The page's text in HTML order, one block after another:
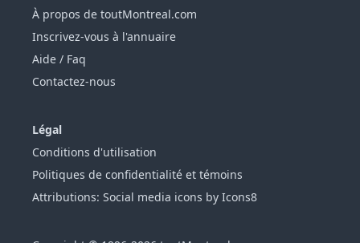
À propos de toutMontreal.com
Inscrivez-vous à l'annuaire
Aide / Faq
Contactez-nous
Légal
Conditions d'utilisation
Politiques de confidentialité et témoins
Attributions: Social media icons by Icons8